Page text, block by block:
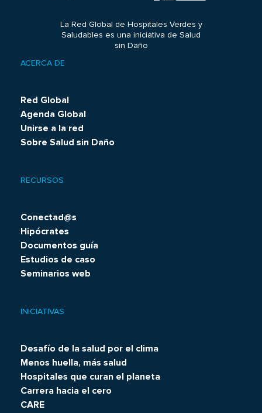
La Red Global de Hospitales Verdes y
Saludables es una iniciativa de Salud
sin Daño
menu
ACERCA DE
Red Global
Agenda Global
Unirse a la red
Sobre Salud sin Daño
RECURSOS
Conectad@s
Hipócrates
Documentos guía
Estudios de caso
Seminarios web
INICIATIVAS
Desafío de la salud por el clima
Menos huella, más salud
Hospitales que curan el planeta
Carrera hacia el cero
CARE